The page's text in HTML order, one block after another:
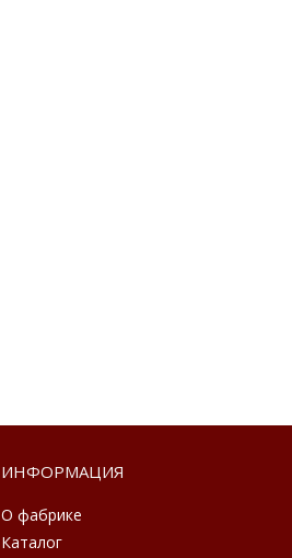
ИНФОРМАЦИЯ
О фабрике
Каталог